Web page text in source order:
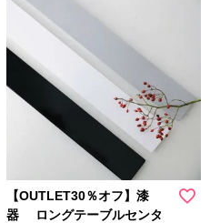
【OUTLET30％オフ】漆
器 ロングテーブルセンタ